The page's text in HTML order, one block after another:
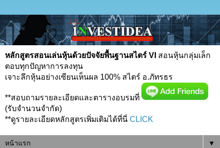
หลักสูตรสอนเล่นหุ้นด้วยปัจจัยพื้นฐานสไตร์ VI สอนหุ้นกลุ่มเล็ก
ตอบทุกปัญหาการลงทุน
เจาะลึกหุ้นอย่างเซียนเห็นผล 100% สไตร์ อ.ภัทรธร
**สอบถามรายละเอียดและตารางอบรมที่
(รับจำนวนจำกัด)
**ดูรายละเอียดหลักสูตรเพิ่มเติมได้ที่นี่ CLICK
▼